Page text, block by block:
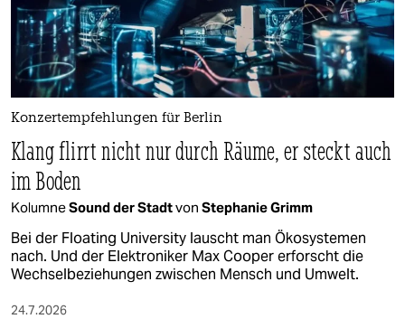
Konzertempfehlungen für Berlin
Klang flirrt nicht nur durch Räume, er steckt auch
im Boden
KolumneSound der Stadtvon Stephanie Grimm
Bei der Floating University lauscht man Ökosystemen
nach. Und der Elektroniker Max Cooper erforscht die
Wechselbeziehungen zwischen Mensch und Umwelt.
24.7.2026